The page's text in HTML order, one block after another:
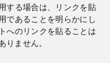
する場合は、リンクを貼
であることを明らかにし
へのリンクを貼ることは
りません。